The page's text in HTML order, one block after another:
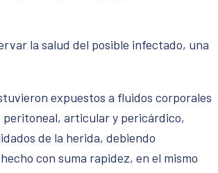
la salud del posible infectado, una
expuestos a fluidos corporales
peritoneal, articular y pericárdico,
de la herida, debiendo
con suma rapidez, en el mismo